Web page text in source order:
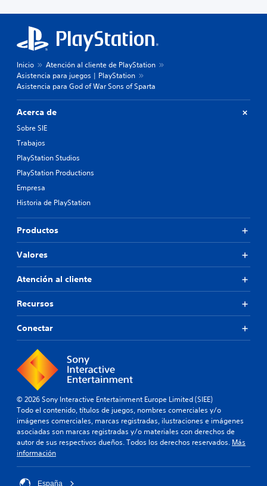
Inicio
Atención al cliente de PlayStation
Asistencia para juegos | PlayStation
Asistencia para God of War Sons of Sparta
Acerca de
Sobre SIE
Trabajos
PlayStation Studios
PlayStation Productions
Empresa
Historia de PlayStation
Productos
Valores
Atención al cliente
Recursos
Conectar
© 2026 Sony Interactive Entertainment Europe Limited (SIEE)
Todo el contenido, títulos de juegos, nombres comerciales y/o
imágenes comerciales, marcas registradas, ilustraciones e imágenes
asociadas son marcas registradas y/o materiales con derechos de
autor de sus respectivos dueños. Todos los derechos reservados. Más
información
España